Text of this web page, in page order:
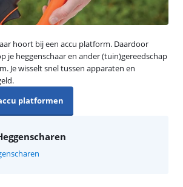
hoort bij een accu platform. Daardoor
je heggenschaar en ander (tuin)gereedschap
Je wisselt snel tussen apparaten en
platformen